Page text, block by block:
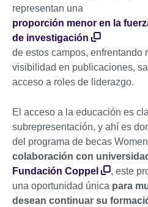
representan una
proporción menor en la
de investigación
de estos campos, enfrentando
visibilidad en publicaciones,
acceso a roles de liderazgo.
El acceso a la educación es
subrepresentación, y ahí es
del programa de becas
colaboración con
Fundación Coppel
, este
una oportunidad única para
desean continuar su